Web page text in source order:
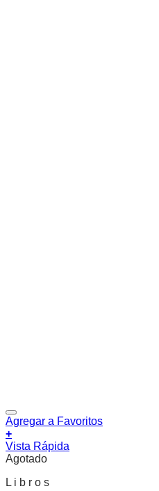
Agregar a Favoritos
+
Vista Rápida
Agotado
L i b r o s